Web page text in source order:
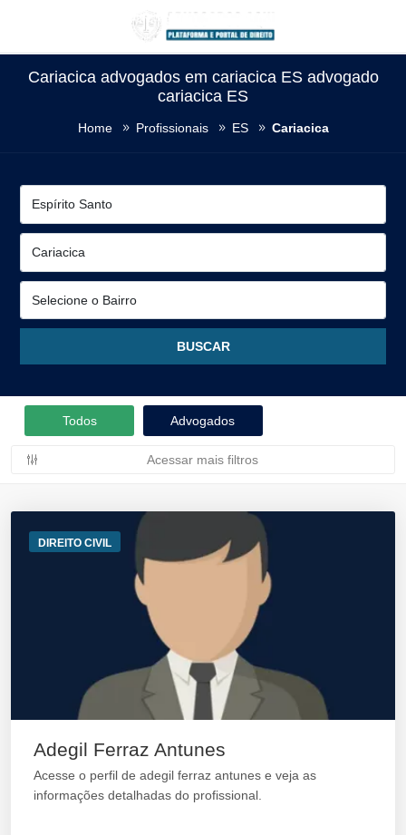
Cariacica advogados em cariacica ES advogado
cariacica ES
Home Profissionais ES Cariacica
Todos Advogados
Acessar mais filtros
DIREITO CIVIL
Adegil Ferraz Antunes
Acesse o perfil de adegil ferraz antunes e veja as
informações detalhadas do profissional.